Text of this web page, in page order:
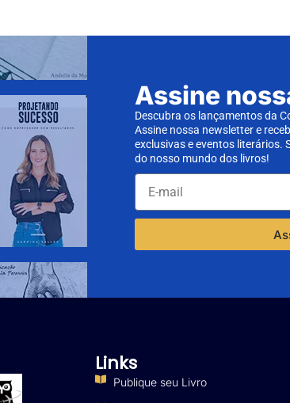
Assine
Descubra os lançamentos da
Assine nossa newsletter e
exclusivas e eventos literários.
do nosso mundo dos livros!
Links
Publique seu Livro